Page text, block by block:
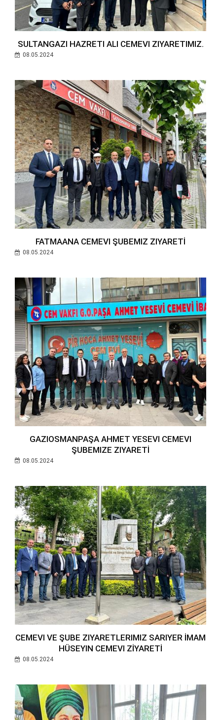
SULTANGAZI HAZRETI ALI CEMEVI ZIYARETIMIZ.
08.05.2024
FATMAANA CEMEVI ŞUBEMIZ ZIYARETİ
08.05.2024
GAZIOSMANPAŞA AHMET YESEVI CEMEVI
ŞUBEMIZE ZIYARETİ
08.05.2024
CEMEVI VE ŞUBE ZIYARETLERIMIZ SARIYER İMAM
HÜSEYIN CEMEVI ZİYARETİ
08.05.2024